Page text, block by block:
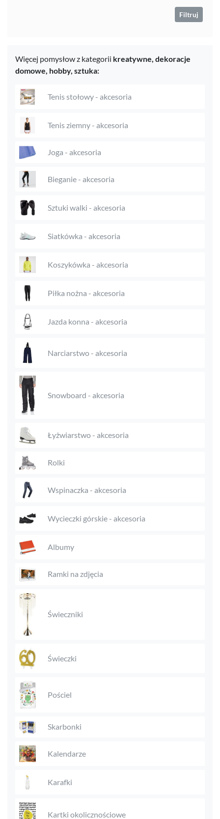
Filtruj
Więcej pomysłow z kategorii kreatywne, dekoracje
domowe, hobby, sztuka:
Tenis stołowy - akcesoria
Tenis ziemny - akcesoria
Joga - akcesoria
Bieganie - akcesoria
Sztuki walki - akcesoria
Siatkówka - akcesoria
Koszykówka - akcesoria
Piłka nożna - akcesoria
Jazda konna - akcesoria
Narciarstwo - akcesoria
Snowboard - akcesoria
Łyżwiarstwo - akcesoria
Rolki
Wspinaczka - akcesoria
Wycieczki górskie - akcesoria
Albumy
Ramki na zdjęcia
Świeczniki
Świeczki
Pościel
Skarbonki
Kalendarze
Karafki
Kartki okolicznościowe